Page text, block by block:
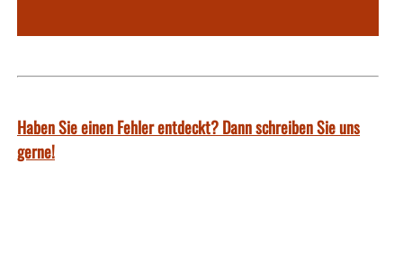
Haben Sie einen Fehler entdeckt? Dann schreiben Sie uns
gerne!